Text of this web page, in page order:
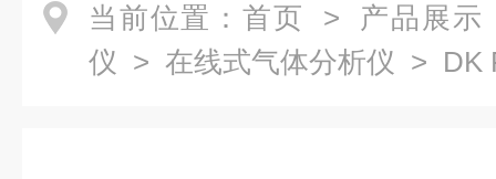
当前位置： 首页 > 产品展示
仪 > 在线式气体分析仪 > DK